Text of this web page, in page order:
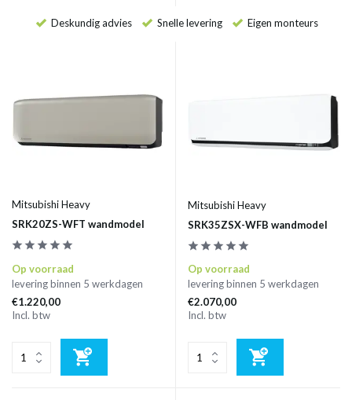
Deskundig advies Snelle levering Eigen monteurs
Mitsubishi Heavy
SRK20ZS-WFT wandmodel
Op voorraad
levering binnen 5 werkdagen
€1.220,00
Incl. btw
Mitsubishi Heavy
SRK35ZSX-WFB wandmodel
Op voorraad
levering binnen 5 werkdagen
€2.070,00
Incl. btw